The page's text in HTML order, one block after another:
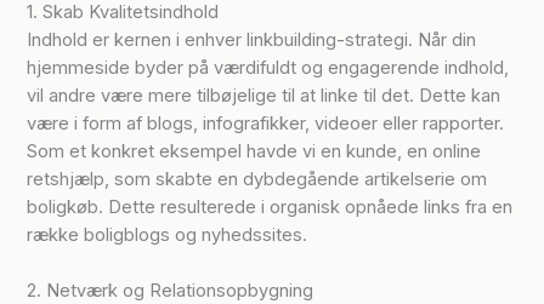
1. Skab Kvalitetsindhold
Indhold er kernen i enhver linkbuilding-strategi. Når din
hjemmeside byder på værdifuldt og engagerende indhold,
vil andre være mere tilbøjelige til at linke til det. Dette kan
være i form af blogs, infografikker, videoer eller rapporter.
Som et konkret eksempel havde vi en kunde, en online
retshjælp, som skabte en dybdegående artikelserie om
boligkøb. Dette resulterede i organisk opnåede links fra en
række boligblogs og nyhedssites.
2. Netværk og Relationsopbygning